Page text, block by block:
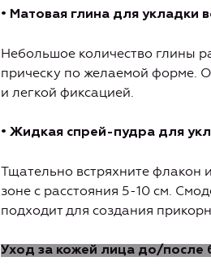
• Матовая глина для укладки
Небольшое количество глины
прическу по желаемой форме.
и легкой фиксацией.
• Жидкая спрей-пудра для
Тщательно встряхните флакон
зоне с расстояния 5-10 см.
подходит для создания
Уход за кожей лица до/после